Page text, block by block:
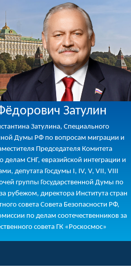
Затулин
Затулина, Специального
Думы РФ по вопросам миграции и
Председателя Комитета
делам СНГ, евразийской интеграции и
депутата Госдумы I, IV, V, VII, VIII
группы Государственной Думы по
рубежом, директора Института стран
совета Совета Безопасности РФ,
по делам соотечественников за
совета ГК «Роскосмос»